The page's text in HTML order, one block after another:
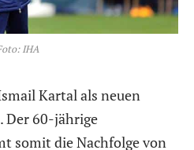
IHA
Kartal als neuen
Der 60-jährige
somit die Nachfolge von